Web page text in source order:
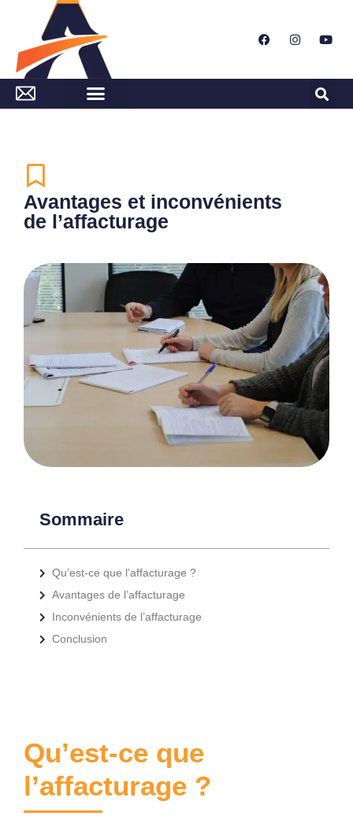
Avantages et inconvénients
de l’affacturage
Sommaire
Qu’est-ce que l’affacturage ?
Avantages de l’affacturage
Inconvénients de l’affacturage
Conclusion
Qu’est-ce que
l’affacturage ?